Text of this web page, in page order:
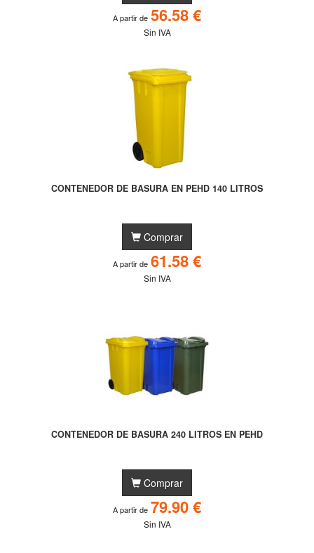
A partir de 56.58 €
Sin IVA
CONTENEDOR DE BASURA EN PEHD 140 LITROS
Comprar
A partir de 61.58 €
Sin IVA
CONTENEDOR DE BASURA 240 LITROS EN PEHD
Comprar
A partir de 79.90 €
Sin IVA